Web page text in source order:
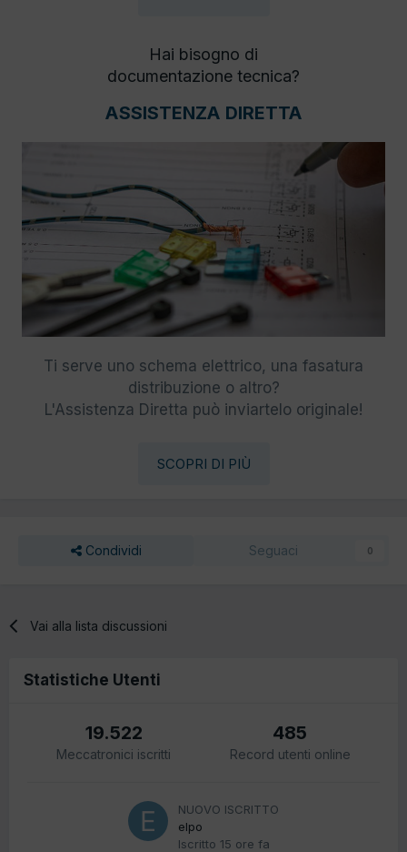
Hai bisogno di
documentazione tecnica?
ASSISTENZA DIRETTA
Ti serve uno schema elettrico, una fasatura
distribuzione o altro?
L'Assistenza Diretta può inviartelo originale!
SCOPRI DI PIÙ
Condividi Seguaci 0
Vai alla lista discussioni
Statistiche Utenti
19.522
Meccatronici iscritti
485
Record utenti online
NUOVO ISCRITTO
elpo
Iscritto 15 ore fa